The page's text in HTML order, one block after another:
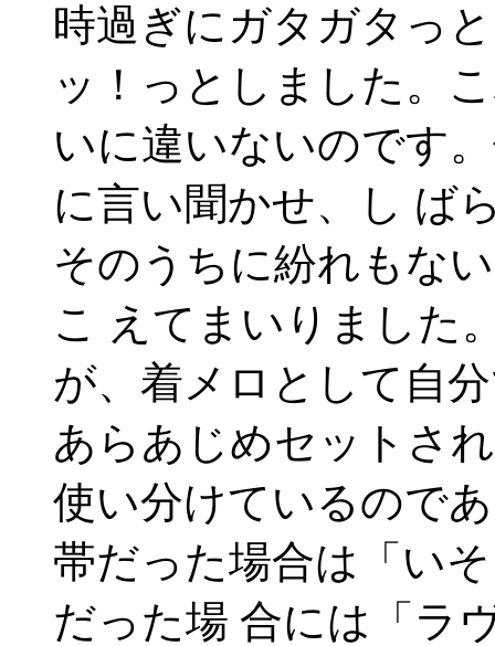
時過ぎにガタガタっ
ッ！っとしました。
いに違いないのです
に言い聞かせ、し ば
そのうちに紛れもな
こ えてまいりました
が、着メロとして自
あらあじめセットさ
使い分けているので
帯だった場合は「い
だった場 合には「ラ